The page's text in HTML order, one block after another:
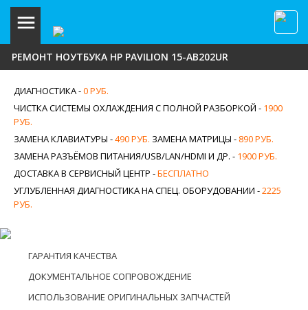
РЕМОНТ НОУТБУКА HP PAVILION 15-AB202UR
ДИАГНОСТИКА -0 РУБ.
ЧИСТКА СИСТЕМЫ ОХЛАЖДЕНИЯ С ПОЛНОЙ РАЗБОРКОЙ - 1900
РУБ.
ЗАМЕНА КЛАВИАТУРЫ -490 РУБ. ЗАМЕНА МАТРИЦЫ - 890 РУБ.
ЗАМЕНА РАЗЪЁМОВ ПИТАНИЯ/USB/LAN/HDMI И ДР. - 1900 РУБ.
ДОСТАВКА В СЕРВИСНЫЙ ЦЕНТР -БЕСПЛАТНО
УГЛУБЛЕННАЯ ДИАГНОСТИКА НА СПЕЦ. ОБОРУДОВАНИИ -2225
РУБ.
ГАРАНТИЯ КАЧЕСТВА
ДОКУМЕНТАЛЬНОЕ СОПРОВОЖДЕНИЕ
ИСПОЛЬЗОВАНИЕ ОРИГИНАЛЬНЫХ ЗАПЧАСТЕЙ